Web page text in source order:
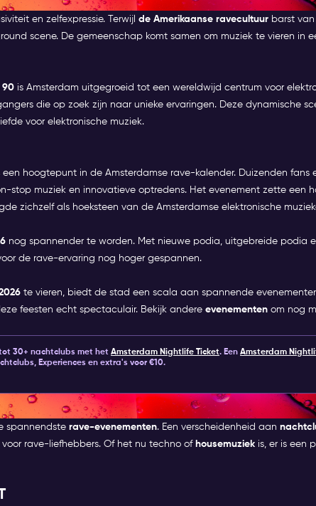
en zelfexpressie. Terwijl de Amerikaanse ravecultuur barst
scene. De gemeenschap komt samen om muziek te vieren in
90 is Amsterdam uitgegroeid tot een wereldwijd centrum voor
die op zoek zijn naar unieke ervaringen. Deze dynamische
voor elektronische muziek.
een hoogtepunt in de Amsterdamse rave-kalender. Duizenden fans
stop muziek en innovatieve optredens. Het evenement zette een
zichzelf als hoeksteen van de Amsterdamse elektronische
nog spannender te worden. Met nieuwe podia, uitgebreide podia
de rave-ervaring nog hoger gespannen.
te vieren, biedt de stad een scala aan spannende
feesten echt spectaculair. Bekijk andere evenementen om nog
30+ nachtclubs met het Amsterdam Nightlife Ticket. Een Amsterdam
Experiences en extra's voor €10.
EEN RAVE PARTY IN AMSTERDAM
spannendste rave-evenementen. Een verscheidenheid aan
rave-liefhebbers. Of het nu techno of housemuziek is, er is een